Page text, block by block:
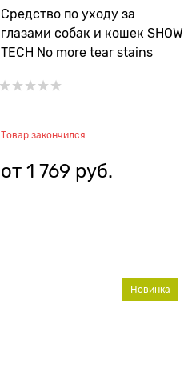
Средство по уходу за
глазами собак и кошек SHOW
TECH No more tear stains
Товар закончился
от 1 769 руб.
Новинка